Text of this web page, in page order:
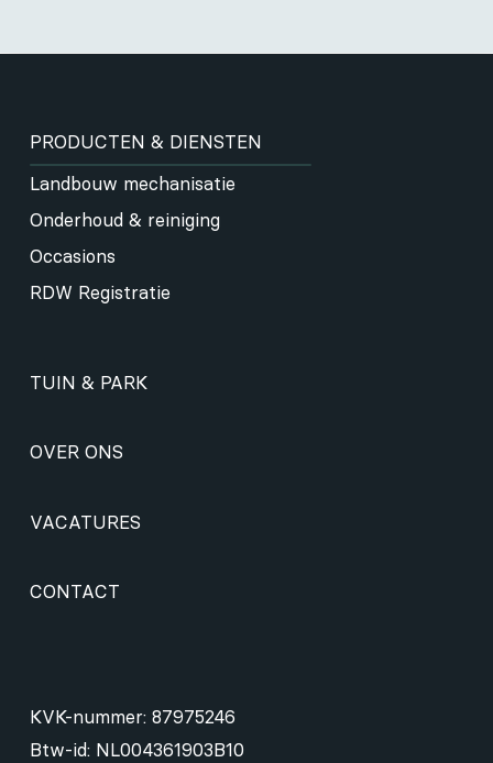
PRODUCTEN & DIENSTEN
Landbouw mechanisatie
Onderhoud & reiniging
Occasions
RDW Registratie
TUIN & PARK
OVER ONS
VACATURES
CONTACT
KVK-nummer: 87975246
Btw-id: NL004361903B10